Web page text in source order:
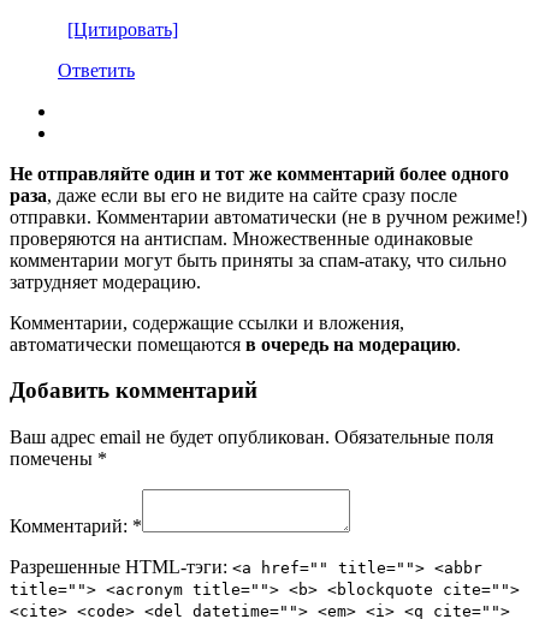
[Цитировать]
Ответить
Не отправляйте один и тот же комментарий более одного
раза, даже если вы его не видите на сайте сразу после
отправки. Комментарии автоматически (не в ручном режиме!)
проверяются на антиспам. Множественные одинаковые
комментарии могут быть приняты за спам-атаку, что сильно
затрудняет модерацию.
Комментарии, содержащие ссылки и вложения,
автоматически помещаются в очередь на модерацию.
Добавить комментарий
Ваш адрес email не будет опубликован. Обязательные поля
помечены *
Комментарий: *
Разрешенные HTML-тэги: <a href="" title=""> <abbr
title=""> <acronym title=""> <b> <blockquote cite="">
<cite> <code> <del datetime=""> <em> <i> <q cite="">